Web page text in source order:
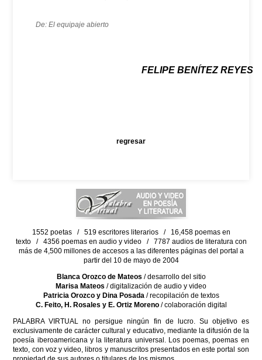
De: El equipaje abierto
FELIPE BENÍTEZ REYES
regresar
1552 poetas / 519 escritores literarios / 16,458 poemas en
texto / 4356 poemas en audio y video / 7787 audios de literatura con
más de 4,500 millones de accesos a las diferentes páginas del portal a
partir del 10 de mayo de 2004
Blanca Orozco de Mateos / desarrollo del sitio
Marisa Mateos / digitalización de audio y video
Patricia Orozco y Dina Posada/ recopilación de textos
C. Feito, H. Rosales y E. Ortiz Moreno/ colaboración digital
PALABRA VIRTUAL no persigue ningún fin de lucro. Su objetivo es
exclusivamente de carácter cultural y educativo, mediante la difusión de la
poesía iberoamericana y la literatura universal. Los poemas, poemas en
texto, con voz y video, libros y manuscritos presentados en este portal son